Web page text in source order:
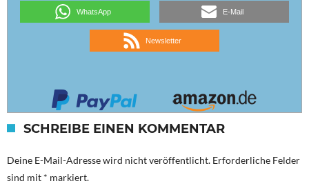
WhatsApp E-Mail
Newsletter
SCHREIBE EINEN KOMMENTAR
Deine E-Mail-Adresse wird nicht veröffentlicht. Erforderliche Felder
sind mit * markiert.